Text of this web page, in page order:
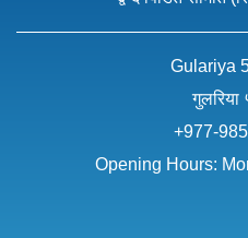
Gulariya
गुलरिया
+977-
Opening Hours: